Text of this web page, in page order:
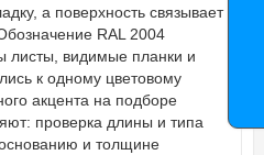
а поверхность связывает
RAL 2004
листы, видимые планки и
к одному цветовому
акцента на подборе
проверка длины и типа
и толщине